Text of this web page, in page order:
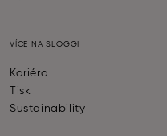
VÍCE NA SLOGGI
Kariéra
Tisk
Sustainability